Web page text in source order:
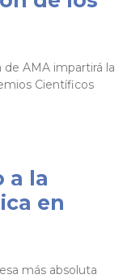
de AMA impartirá la
Científicos
a la
en
más absoluta